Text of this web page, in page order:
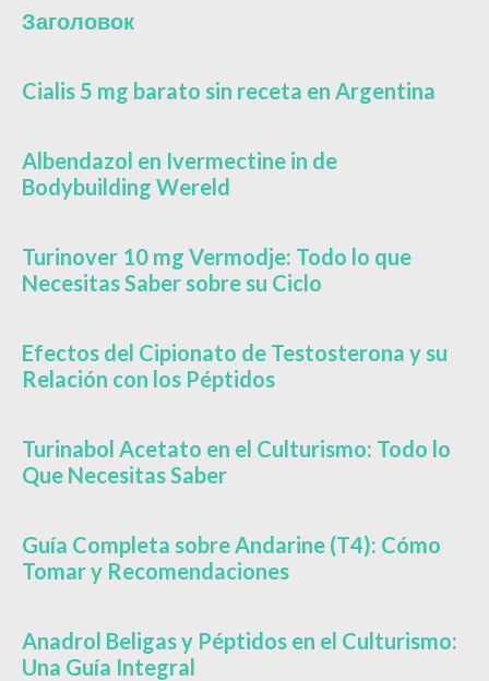
Заголовок
Cialis 5 mg barato sin receta en Argentina
Albendazol en Ivermectine in de
Bodybuilding Wereld
Turinover 10 mg Vermodje: Todo lo que
Necesitas Saber sobre su Ciclo
Efectos del Cipionato de Testosterona y su
Relación con los Péptidos
Turinabol Acetato en el Culturismo: Todo lo
Que Necesitas Saber
Guía Completa sobre Andarine (T4): Cómo
Tomar y Recomendaciones
Anadrol Beligas y Péptidos en el Culturismo:
Una Guía Integral